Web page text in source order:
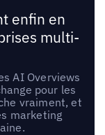
enfin en
multi-
AI Overviews
pour les
vraiment, et
marketing